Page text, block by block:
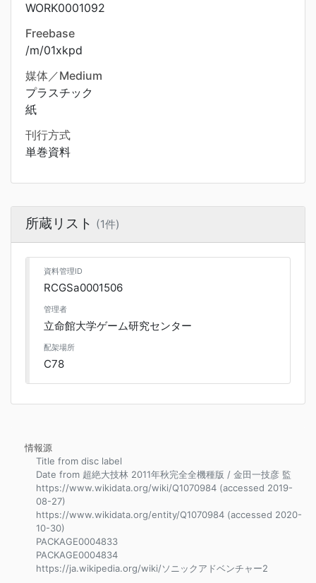
WORK0001092
Freebase
/m/01xkpd
媒体／Medium
プラスチック
紙
刊行方式
単巻資料
所蔵リスト (1件)
資料管理ID
RCGSa0001506
管理者
立命館大学ゲーム研究センター
配架場所
C78
情報源
Title from disc label
Date from 超絶大技林 2011年秋完全全機種版 / 金田一技彦 監
https://www.wikidata.org/wiki/Q1070984 (accessed 2019-
08-27)
https://www.wikidata.org/entity/Q1070984 (accessed 2020-
10-30)
PACKAGE0004833
PACKAGE0004834
https://ja.wikipedia.org/wiki/ソニックアドベンチャー2